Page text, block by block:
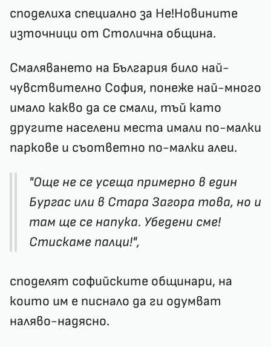
споделиха специално за Не!Новините
източници от Столична община.
Смаляването на България било най-
чувствително София, понеже най-много
имало какво да се смали, тъй като
другите населени места имали по-малки
паркове и съответно по-малки алеи.
"Още не се усеща примерно в един
Бургас или в Стара Загора това, но и
там ще се напука. Убедени сме!
Стискаме палци!",
споделят софийските общинари, на
които им е писнало да ги одумват
наляво-надясно.